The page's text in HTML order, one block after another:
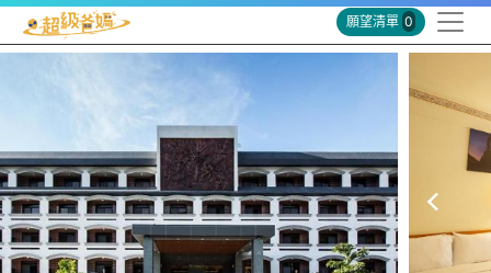
願望清單 0